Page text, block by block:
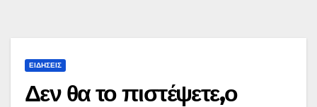
ΕΙΔΉΣΕΙΣ
Δεν θα το πιστέψετε,ο